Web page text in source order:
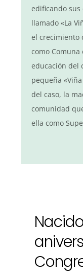
edificando sus
llamado «La
el crecimiento
como Comuna
educación del
pequeña
del caso, la
comunidad
ella como